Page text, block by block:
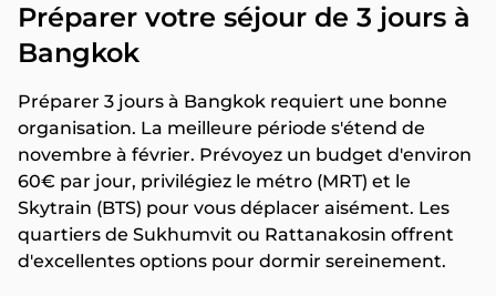
Préparer votre séjour de 3 jours à
Bangkok
Préparer 3 jours à Bangkok requiert une bonne
organisation. La meilleure période s'étend de
novembre à février. Prévoyez un budget d'environ
60€ par jour, privilégiez le métro (MRT) et le
Skytrain (BTS) pour vous déplacer aisément. Les
quartiers de Sukhumvit ou Rattanakosin offrent
d'excellentes options pour dormir sereinement.